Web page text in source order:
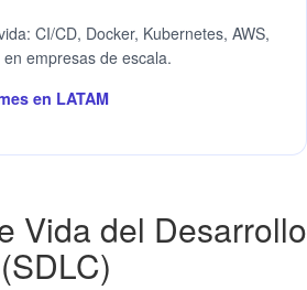
CI/CD, Docker, Kubernetes, AWS,
empresas de escala.
en LATAM
Vida del Desarrollo